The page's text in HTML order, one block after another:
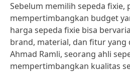
Sebelum memilih sepeda fixie,
mempertimbangkan budget
harga sepeda fixie bisa
brand, material, dan fitur
Ahmad Ramli, seorang ahli
mempertimbangkan kualitas